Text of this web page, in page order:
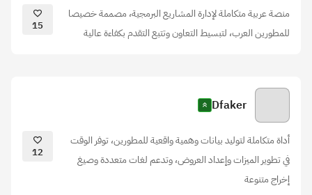
منصة عربية متكاملة لإدارة المشاريع البرمجية، مصممة خصيصا
للمطورين العرب، لتبسيط التعاون وتتبع التقدم بكفاءة عالية
15
Dfaker
أداة متكاملة لتوليد بيانات وهمية واقعية للمطورين، توفر الوقت
في تطوير الميزات وإعداد العروض، وتدعم لغات متعددة وصيغ
إخراج متنوعة
12